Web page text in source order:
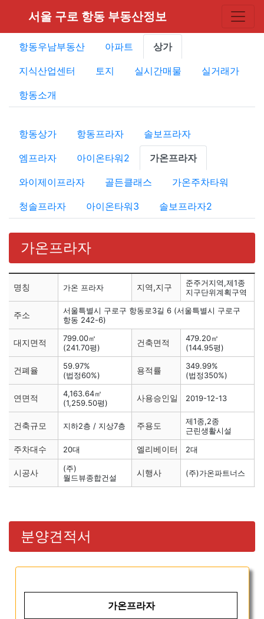
서울 구로 항동 부동산정보
항동우남부동산 아파트 상가
지식산업센터 토지 실시간매물 실거래가
항동소개
항동상가 항동프라자 솔보프라자
엠프라자 아이온타워2 가온프라자
와이제이프라자 골든클래스 가온주차타워
청솔프라자 아이온타워3 솔보프라자2
가온프라자
명칭 가온 프라자 지역,지구
준주거지역,제1종
지구단위계획구역
주소
서울특별시 구로구 항동로3길 6 (서울특별시 구로구
항동 242-6)
대지면적
799.00㎡
(241.70평)
건축면적
479.20㎡
(144.95평)
건폐율
59.97%
(법정60%)
용적률
349.99%
(법정350%)
연면적
4,163.64㎡
(1,259.50평)
사용승인일 2019-12-13
건축규모 지하2층 / 지상7층 주용도
제1종,2종
근린생활시설
주차대수 20대 엘리베이터 2대
시공사
(주)
월드뷰종합건설
시행사 (주)가온파트너스
분양견적서